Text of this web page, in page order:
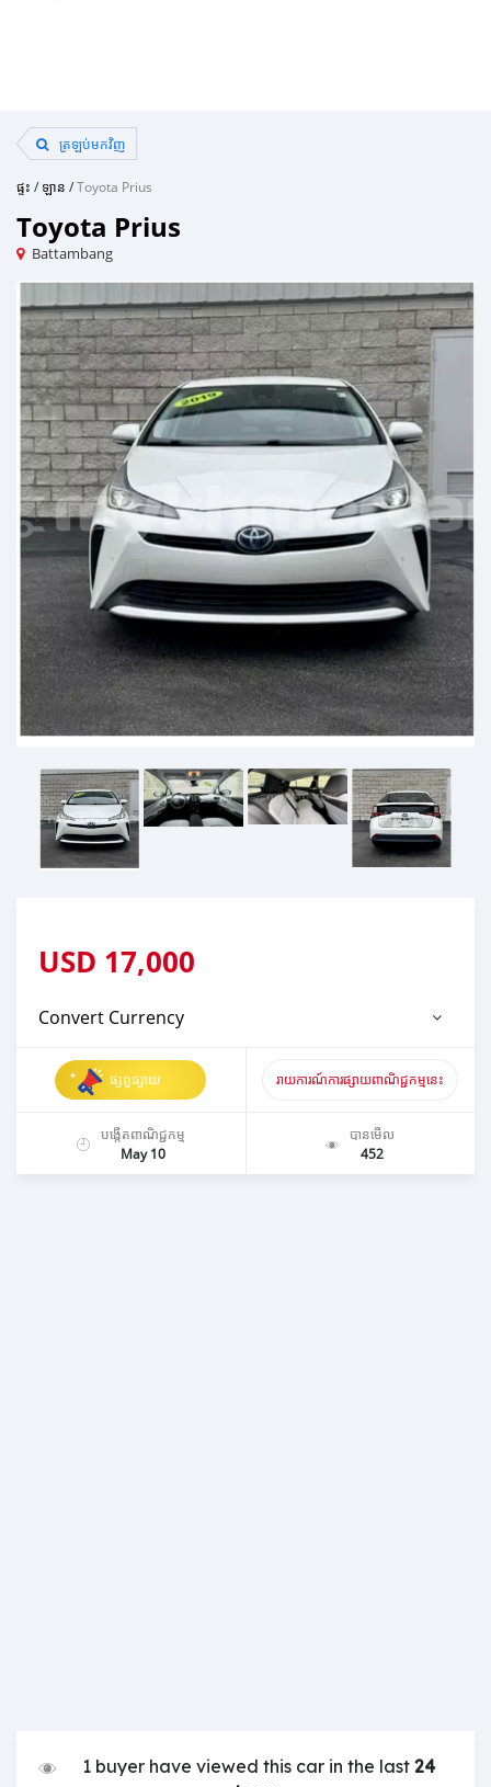
ត្រឡប់មកវិញ
ផ្ទះ /ឡាន /Toyota Prius
Toyota Prius
Battambang
USD 17,000
Convert Currency
ផ្សព្វផ្សាយ រាយការណ៍ការផ្សាយពាណិជ្ជកម្មនេះ
បង្កើតពាណិជ្ជកម្ម
May 10
បានមើល
452
1 buyer have viewed this car in the last24